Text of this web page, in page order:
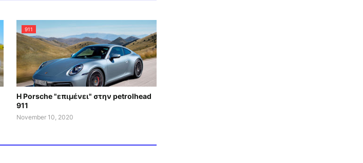
911
Η Porsche "επιμένει" στην petrolhead
911
November 10, 2020